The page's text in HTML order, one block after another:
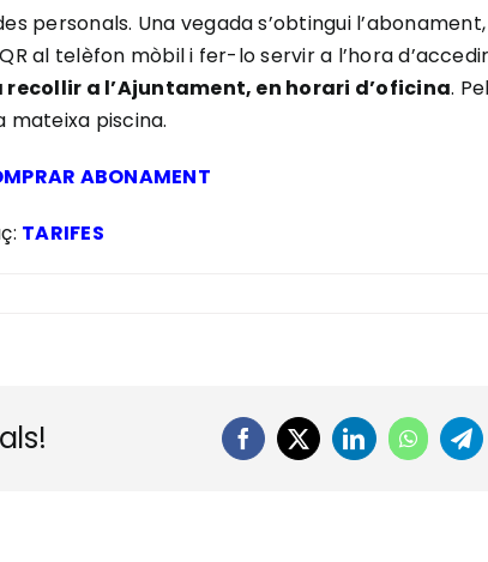
personals. Una vegada s’obtingui l’abonament,
al telèfon mòbil i fer-lo servir a l’hora
a l’Ajuntament, en horari d’oficina. Pel
mateixa piscina.
ABONAMENT
TARIFES
Facebook
X LinkedIn